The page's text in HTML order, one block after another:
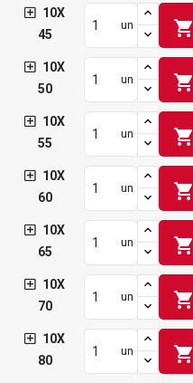
10X
45
un shopping_cart
10X
50
un shopping_cart
10X
55
un shopping_cart
10X
60
un shopping_cart
10X
65
un shopping_cart
10X
70
un shopping_cart
10X
80
un shopping_cart